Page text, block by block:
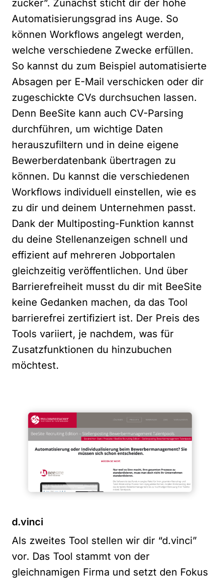
zucker”. Zunächst sticht dir der hohe
Automatisierungsgrad ins Auge. So
können Workflows angelegt werden,
welche verschiedene Zwecke erfüllen.
So kannst du zum Beispiel automatisierte
Absagen per E-Mail verschicken oder dir
zugeschickte CVs durchsuchen lassen.
Denn BeeSite kann auch CV-Parsing
durchführen, um wichtige Daten
herauszufiltern und in deine eigene
Bewerberdatenbank übertragen zu
können. Du kannst die verschiedenen
Workflows individuell einstellen, wie es
zu dir und deinem Unternehmen passt.
Dank der Multiposting-Funktion kannst
du deine Stellenanzeigen schnell und
effizient auf mehreren Jobportalen
gleichzeitig veröffentlichen. Und über
Barrierefreiheit musst du dir mit BeeSite
keine Gedanken machen, da das Tool
barrierefrei zertifiziert ist. Der Preis des
Tools variiert, je nachdem, was für
Zusatzfunktionen du hinzubuchen
möchtest.
d.vinci
Als zweites Tool stellen wir dir “d.vinci”
vor. Das Tool stammt von der
gleichnamigen Firma und setzt den Fokus